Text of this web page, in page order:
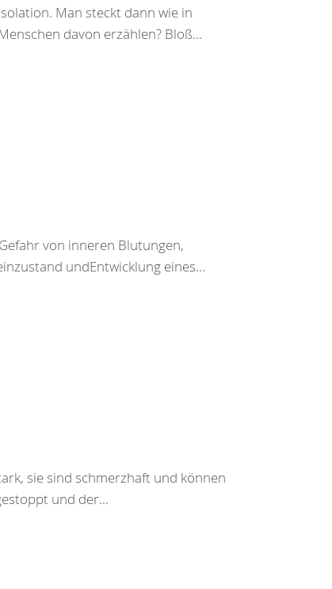
Man steckt dann wie in
davon erzählen? Bloß...
von inneren Blutungen,
undEntwicklung eines...
sie sind schmerzhaft und können
und der...